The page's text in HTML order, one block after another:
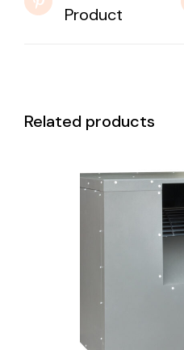
Product
Related products